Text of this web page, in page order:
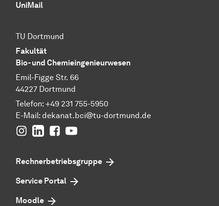
UniMail
TU Dortmund
Fakultät
Bio- und Chemieingenieurwesen
Emil-Figge Str. 66
44227 Dortmund
Telefon: +49 231 755-5950
E-Mail: dekanat.bci@tu-dortmund.de
Instagram
LinkedinFacebook
youtube
Rechnerbetriebsgruppe
Service Portal
Moodle